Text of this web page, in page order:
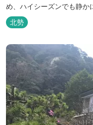
め、ハイシーズンでも静か
慢の大浴場からは、雄大な
望めます。季節ごとに表情
北勢